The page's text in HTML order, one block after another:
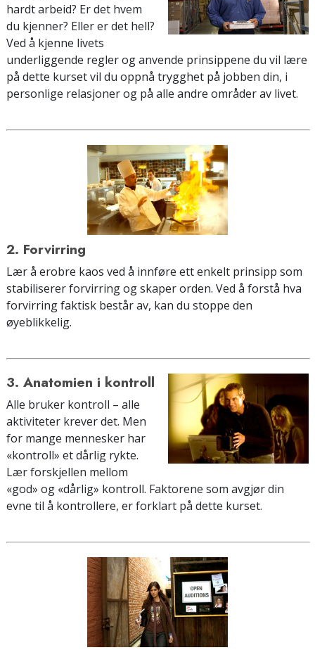
hardt arbeid? Er det hvem
du kjenner? Eller er det hell?
Ved å kjenne livets
underliggende regler og anvende prinsippene du vil lære
på dette kurset vil du oppnå trygghet på jobben din, i
personlige relasjoner og på alle andre områder av livet.
2. Forvirring
Lær å erobre kaos ved å innføre ett enkelt prinsipp som
stabiliserer forvirring og skaper orden. Ved å forstå hva
forvirring faktisk består av, kan du stoppe den
øyeblikkelig.
3. Anatomien i kontroll
Alle bruker kontroll – alle
aktiviteter krever det. Men
for mange mennesker har
«kontroll» et dårlig rykte.
Lær forskjellen mellom
«god» og «dårlig» kontroll. Faktorene som avgjør din
evne til å kontrollere, er forklart på dette kurset.